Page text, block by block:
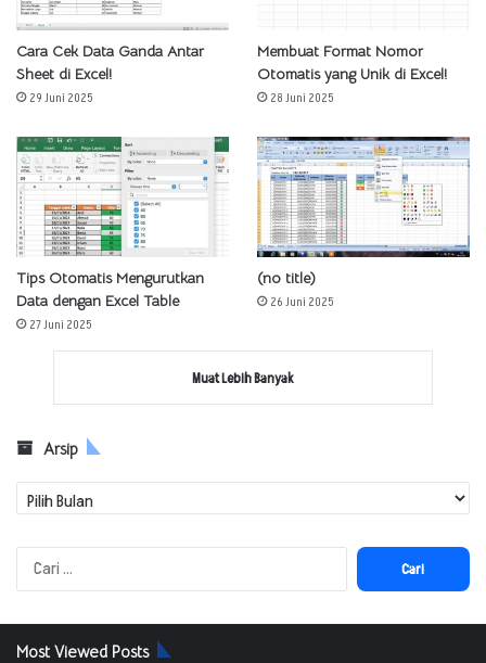
Cara Cek Data Ganda Antar
Sheet di Excel!
29 Juni 2025
Membuat Format Nomor
Otomatis yang Unik di Excel!
28 Juni 2025
Tips Otomatis Mengurutkan
Data dengan Excel Table
27 Juni 2025
(no title)
26 Juni 2025
Muat Lebih Banyak
Arsip
Cari
untuk:
Most Viewed Posts